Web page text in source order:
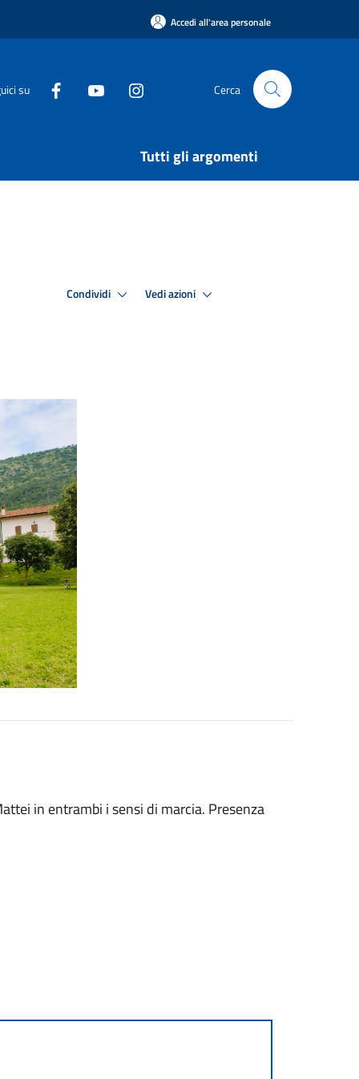
Accedi all'area personale
su Cerca
Tutti gli argomenti
Condividi Vedi azioni
in entrambi i sensi di marcia. Presenza